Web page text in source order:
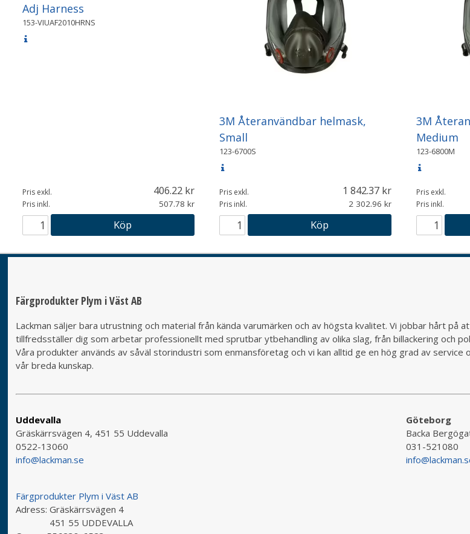
Adj Harness
153-VIUAF2010HRNS
Pris exkl. 406.22
Pris inkl. 507.78
Köp
3M Återanvändbar helmask,
Small
123-6700S
Pris exkl. 1 842.37
Pris inkl. 2 302.96
Köp
3M
Medium
123-6800M
Pris exkl.
Pris inkl.
Färgprodukter Plym i Väst AB
Lackman säljer bara utrustning och material från kända varumärken och av högsta kvalitet. Vi jobbar hårt på
tillfredsställer dig som arbetar professionellt med sprutbar ytbehandling av olika slag, från billackering och
Våra produkter används av såväl storindustri som enmansföretag och vi kan alltid ge en hög grad av service
vår breda kunskap.
Uddevalla
Gräskärrsvägen 4, 451 55 Uddevalla
0522-13060
info@lackman.se
Göteborg
Backa
031-521080
Färgprodukter Plym i Väst AB
Adress: Gräskärrsvägen 4
451 55 UDDEVALLA